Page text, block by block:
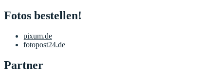
Fotos bestellen!
pixum.de
fotopost24.de
Partner